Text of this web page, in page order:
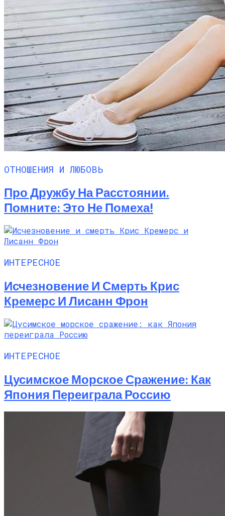
ОТНОШЕНИЯ И ЛЮБОВЬ
Про Дружбу На Расстоянии.
Помните: Это Не Помеха!
ИНТЕРЕСНОЕ
Исчезновение И Смерть Крис
Кремерс И Лисанн Фрон
ИНТЕРЕСНОЕ
Цусимское Морское Сражение: Как
Япония Переиграла Россию